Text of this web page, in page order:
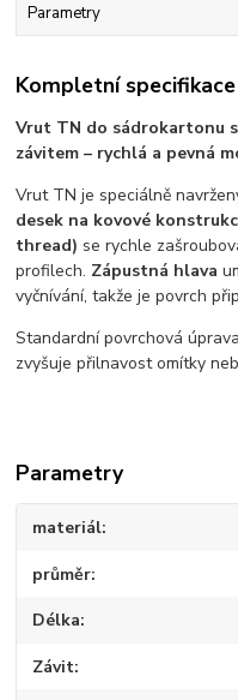
Parametry
Kompletní specifikace
Vrut TN do sádrokartonu
závitem – rychlá a pevná
Vrut TN je speciálně
desek na kovové
thread) se rychle
profilech. Zápustná hlava
vyčnívání, takže je povrch
Standardní povrchová
zvyšuje přilnavost omítky
Parametry
materiál
průměr
Délka
Závit